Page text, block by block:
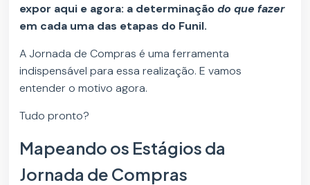
expor aqui e agora: a determinaçãodo que fazer
em cada uma das etapas do Funil.
A Jornada de Compras é uma ferramenta
indispensável para essa realização. E vamos
entender o motivo agora.
Tudo pronto?
Mapeando os Estágios da
Jornada de Compras